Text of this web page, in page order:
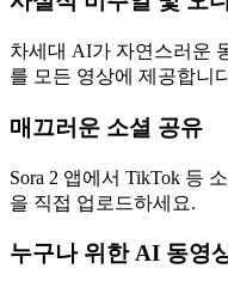
차세대 AI가 자연스러운
를 모든 영상에 제공합니
매끄러운 소셜 공유
Sora 2 앱에서 TikTok 등
을 직접 업로드하세요.
누구나 위한 AI 동영